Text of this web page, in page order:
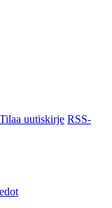
Tilaa uutiskirje RSS-